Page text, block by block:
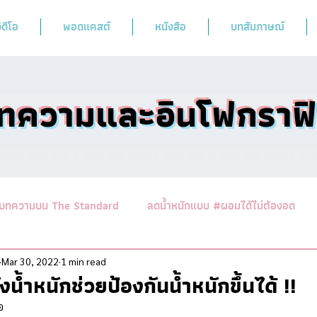
โอ พอดแคสต์ หนังสือ บทสัมภาษณ์
ความและอินโฟกรา
บทความบน The Standard ลดน้ำหนักแบบ #ผอมได้ไม่ต้องอด
นาสาระอาหารคลีน รวมบทค
น้ำหนักช่วยป้องกันน้ำหนักขึ้นได้ !!
Mar 30, 2022 1 min read